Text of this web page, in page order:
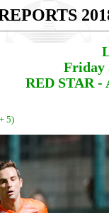
Friday
RED STAR -
5)